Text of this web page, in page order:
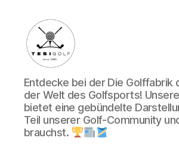
Die
Golffabrik
-
Deine
Plattform
Entdecke bei der Die Golffabrik
der Welt des Golfsports!
bietet eine gebündelte
Teil unserer Golf-Community
brauchst.